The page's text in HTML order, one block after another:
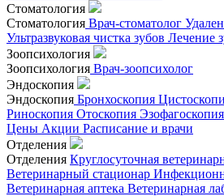
Стоматология
Стоматология Врач-стоматолог
Ультразвуковая чистка зубов Лечение
Зоопсихология
Зоопсихология Врач-зоопсихолог
Эндоскопия
Эндоскопия Бронхоскопия
Риноскопия Отоскопия
Цены Акции Расписание и врачи
Отделения
Отделения Круглосуточная
Ветеринарный стационар
Ветеринарная аптека Ветеринарная